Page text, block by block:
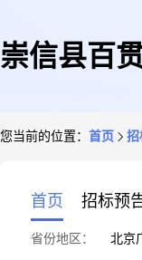
崇信县百
您当前的位置： 首页 招
首页 招标预
省份地区： 北京